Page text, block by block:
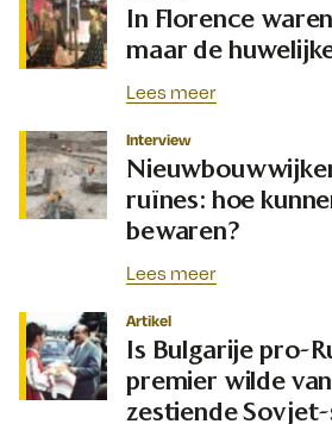
In Florence
maar de
Lees meer
Interview
ruïnes: hoe
bewaren?
Lees meer
Artikel
Is Bulgarije pro-
premier wilde
zestiende